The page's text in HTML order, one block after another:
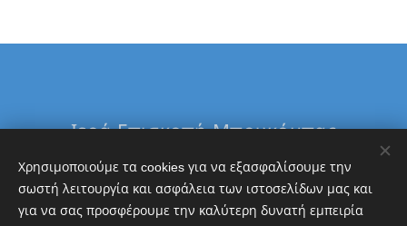
Ιερά Επισκοπή Μπουκόμπας
&
Δ. Τανζανίας
Χρησιμοποιούμε τα cookies για να εξασφαλίσουμε την
σωστή λειτουργία και ασφάλεια των ιστοσελίδων μας και
για να σας προσφέρουμε την καλύτερη δυνατή εμπειρία